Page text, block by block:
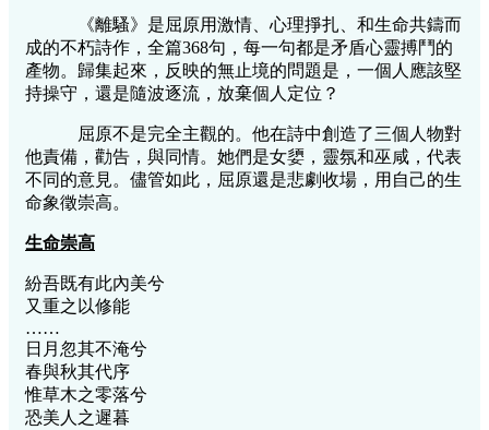
《離騷》是屈原用激情、心理掙扎、和生命共鑄而
成的不朽詩作，全篇368句，每一句都是矛盾心靈搏鬥的
產物。歸集起來，反映的無止境的問題是，一個人應該堅
持操守，還是隨波逐流，放棄個人定位？
屈原不是完全主觀的。他在詩中創造了三個人物對
他責備，勸告，與同情。她們是女嬃，靈氛和巫咸，代表
不同的意見。儘管如此，屈原還是悲劇收場，用自己的生
命象徵崇高。
生命崇高
紛吾既有此內美兮
又重之以修能
……
日月忽其不淹兮
春與秋其代序
惟草木之零落兮
恐美人之遲暮